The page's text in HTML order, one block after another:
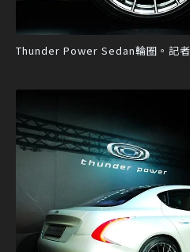
Thunder Power Sedan輪圈。記